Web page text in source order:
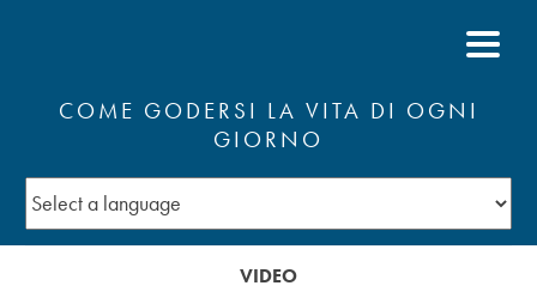
COME GODERSI LA VITA DI OGNI
GIORNO
VIDEO